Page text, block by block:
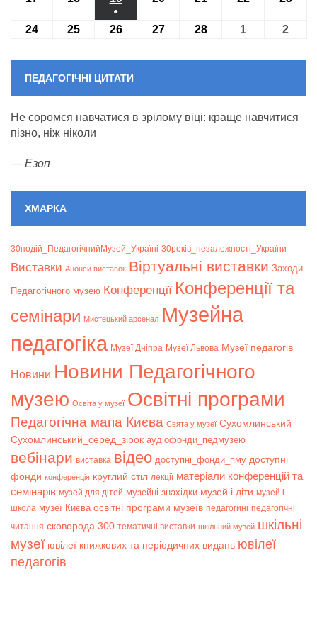
●
(1
24 24.02.2025
25 25.02.2025
2626.02.2025
2727.02.2025
2828.02.2025
1 01.03.2025
2
ПЕДАГОГІЧНІ ЦИТАТИ
Не соромся навчатися в зрілому віці: краще навчитися
пізно, ніж ніколи
— Езоп
ХМАРКА
30подій_ПедагогічнийМузей_Україні 30років_незалежності_України
Bиставки Анонси виставок Віртуальні виставки Заходи
Педагогічного музею Конференції Конференції та
семінари Мистецький арсенал Музейна
педагогіка Музеї Дніпра Музеї Львова Музеї педагогів
Новини Новини Педагогічного
музею Освіта у музеї Освітні програми
Педагогічна мапа Києва Свята у музеї Сухомлинський
Сухомлинський_серед_зірок аудіофонди_педмузею
вебінари виставка відео доступні_фонди_пму доступні
фонди конференція круглий стіл лекції матеріали конференцій та
семінарів музей для дітей музейні знахідки музей і діти музей і
школа музеї Києва освітні програми музеїв педагогині педагогічні
читання сковорода 300 тематичні виставки шкільний музей шкільні
музеї ювілеї книжкових та періодичних видань ювілеї
педагогів